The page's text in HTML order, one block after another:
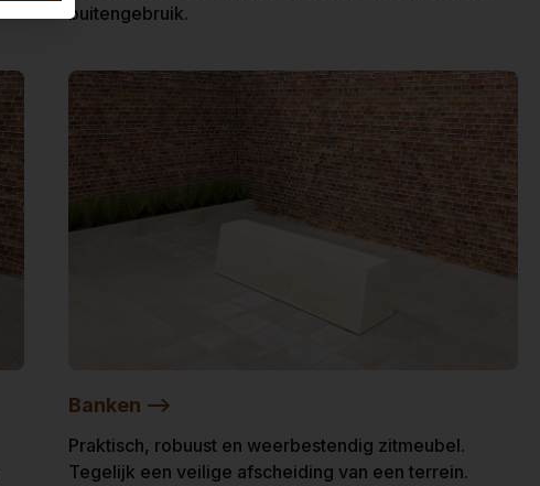
buitengebruik.
Banken -->
Praktisch, robuust en weerbestendig zitmeubel.
Tegelijk een veilige afscheiding van een terrein.